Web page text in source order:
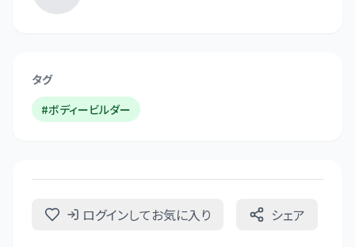
タグ
#ボディービルダー
ログインしてお気に入り シェア